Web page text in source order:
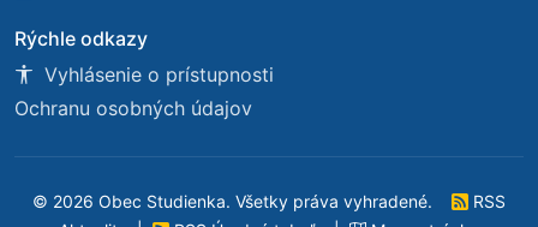
Rýchle odkazy
Vyhlásenie o prístupnosti
Ochranu osobných údajov
© 2026 Obec Studienka. Všetky práva vyhradené.
RSS